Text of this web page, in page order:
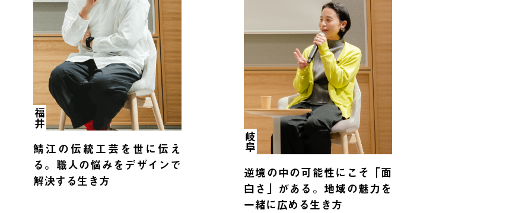
福井
鯖江の伝統工芸を世に伝え
る。職人の悩みをデザインで
解決する生き方
岐阜
逆境の中の可能性にこそ「面
白さ」がある。地域の魅力を
一緒に広める生き方